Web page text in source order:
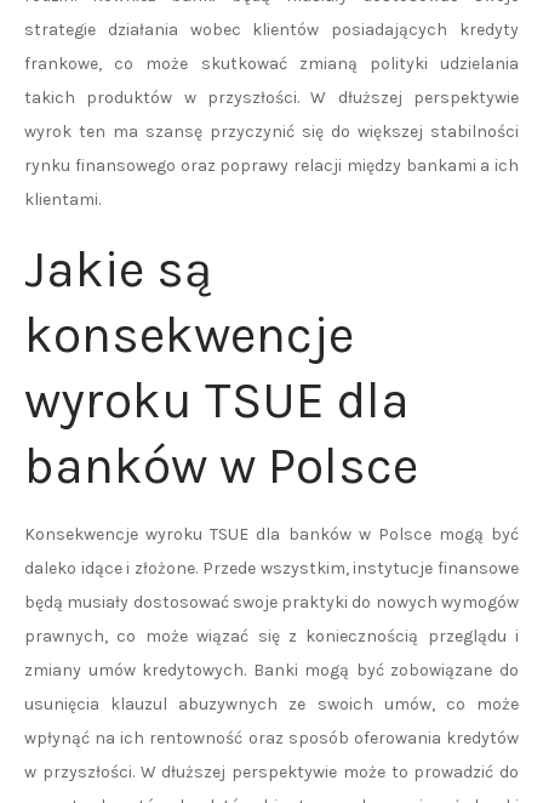
strategie działania wobec klientów posiadających kredyty
frankowe, co może skutkować zmianą polityki udzielania
takich produktów w przyszłości. W dłuższej perspektywie
wyrok ten ma szansę przyczynić się do większej stabilności
rynku finansowego oraz poprawy relacji między bankami a ich
klientami.
Jakie są
konsekwencje
wyroku TSUE dla
banków w Polsce
Konsekwencje wyroku TSUE dla banków w Polsce mogą być
daleko idące i złożone. Przede wszystkim, instytucje finansowe
będą musiały dostosować swoje praktyki do nowych wymogów
prawnych, co może wiązać się z koniecznością przeglądu i
zmiany umów kredytowych. Banki mogą być zobowiązane do
usunięcia klauzul abuzywnych ze swoich umów, co może
wpłynąć na ich rentowność oraz sposób oferowania kredytów
w przyszłości. W dłuższej perspektywie może to prowadzić do